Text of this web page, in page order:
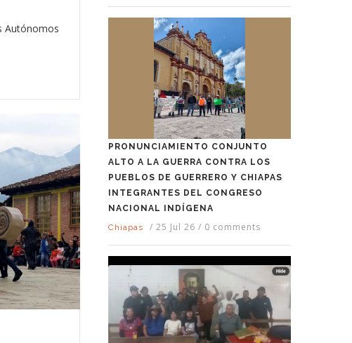
Autónomos
PRONUNCIAMIENTO CONJUNTO
ALTO A LA GUERRA CONTRA LOS
PUEBLOS DE GUERRERO Y CHIAPAS
INTEGRANTES DEL CONGRESO
NACIONAL INDÍGENA
Chiapas
/ 25 Jul 26 / 0 comments